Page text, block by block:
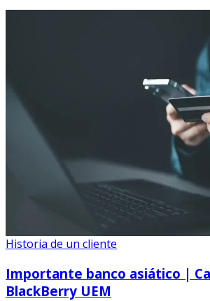
Historia de un cliente
Importante banco asiático |
BlackBerry UEM